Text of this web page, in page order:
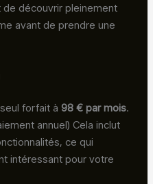
découvrir pleinement
avant de prendre une
forfait à 98 € par mois.
annuel) Cela inclut
ce qui
intéressant pour votre